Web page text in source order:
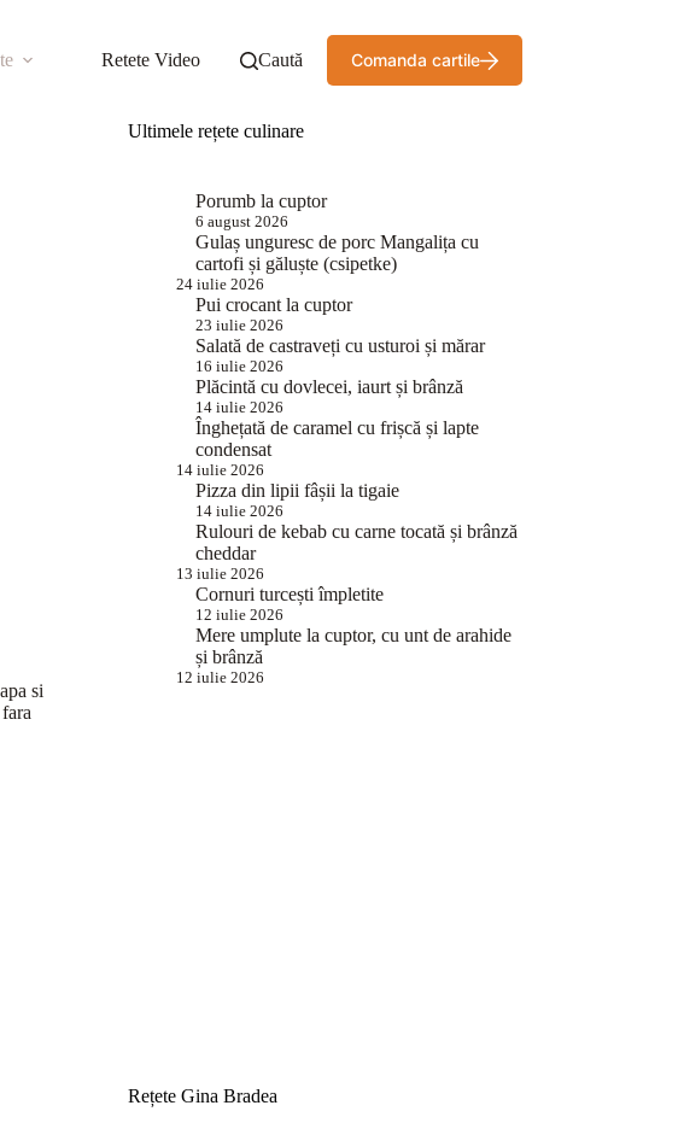
Retete Video Caută Comanda cartile
si
Ultimele rețete culinare
Porumb la cuptor
6 august 2026
Gulaș unguresc de porc Mangalița cu
cartofi și găluște (csipetke)
24 iulie 2026
Pui crocant la cuptor
23 iulie 2026
Salată de castraveți cu usturoi și mărar
16 iulie 2026
Plăcintă cu dovlecei, iaurt și brânză
14 iulie 2026
Înghețată de caramel cu frișcă și lapte
condensat
14 iulie 2026
Pizza din lipii fâșii la tigaie
14 iulie 2026
Rulouri de kebab cu carne tocată și brânză
cheddar
13 iulie 2026
Cornuri turcești împletite
12 iulie 2026
Mere umplute la cuptor, cu unt de arahide
și brânză
12 iulie 2026
Rețete Gina Bradea